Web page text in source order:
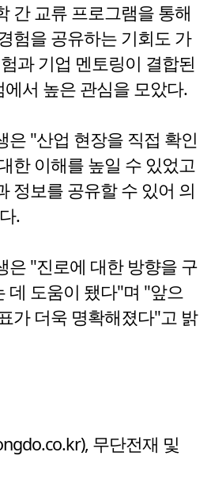
간 교류 프로그램을 통해
험을 공유하는 기회도 가
과 기업 멘토링이 결합된
서 높은 관심을 모았다.
은 "산업 현장을 직접 확인
한 이해를 높일 수 있었고
정보를 공유할 수 있어 의
.
은 "진로에 대한 방향을 구
데 도움이 됐다"며 "앞으
가 더욱 명확해졌다"고 밝
무단전재 및